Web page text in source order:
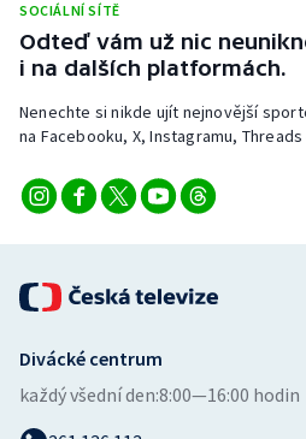
Triatlon
Veslování
Vodní slalom
Volejbal
Ostatní
SOCIÁLNÍ SÍTĚ
Odteď vám už nic
i na dalších platformách.
Nenechte si nikde ujít nejnovější
na Facebooku, X, Instagramu,
Divácké centrum
každý všední den:8:00—16:00 hodin